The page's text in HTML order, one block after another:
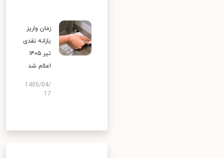
زمان واریز
یارانه نقدی
تیر ۱۴۰۵
اعلام شد
1405/04/
17